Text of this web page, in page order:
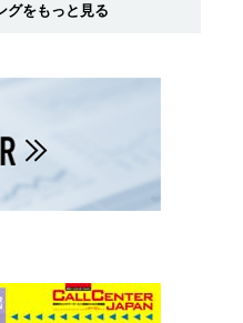
グをもっと見る